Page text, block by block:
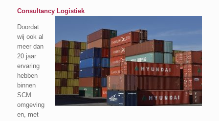
Consultancy Logistiek
Doordat
wij ook al
meer dan
20 jaar
ervaring
hebben
binnen
SCM
omgeving
en, met